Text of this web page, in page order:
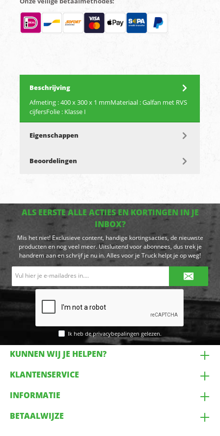
Beschrijving
Afmeting : 400 x 300 x 1 mmMateriaal : Galfan met RVS
cijfersFolie : Klasse I
Eigenschappen
Beoordelingen
ALS EERSTE ALLE ACTIES EN KORTINGEN IN JE
INBOX?
Mis het niet! Exclusieve content, handige kortingsacties, de nieuwste
producten en nog veel meer. Uitsluitend voor abonnees, dus trek je
handrem aan en schrijf je nu in. Alles voor je Truck helpt je op weg!
Ik heb deprivacybepalingen gelezen.
KUNNEN WIJ JE HELPEN?
KLANTENSERVICE
INFORMATIE
BETAALWIJZE